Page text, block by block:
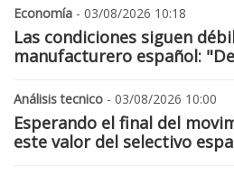
Economía - 03/08/2026 10:18
Las condiciones siguen
manufacturero español:
Análisis tecnico - 03/08/2026 10:00
Esperando el final del
este valor del selectivo